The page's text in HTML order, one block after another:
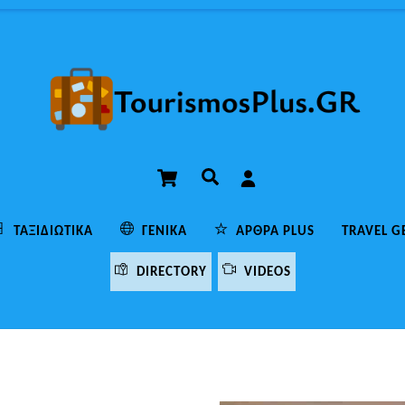
Cart Αναζήτηση
ΤΑΞΙΔΙΩΤΙΚΆ ΓΕΝΙΚΆ ΆΡΘΡΑ PLUS TRAVEL
DIRECTORY VIDEOS